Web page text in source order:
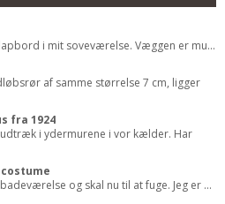
i mit soveværelse. Væggen er mu...
af samme størrelse 7 cm, ligger
fra 1924
i ydermurene i vor kælder. Har
og skal nu til at fuge. Jeg er ...